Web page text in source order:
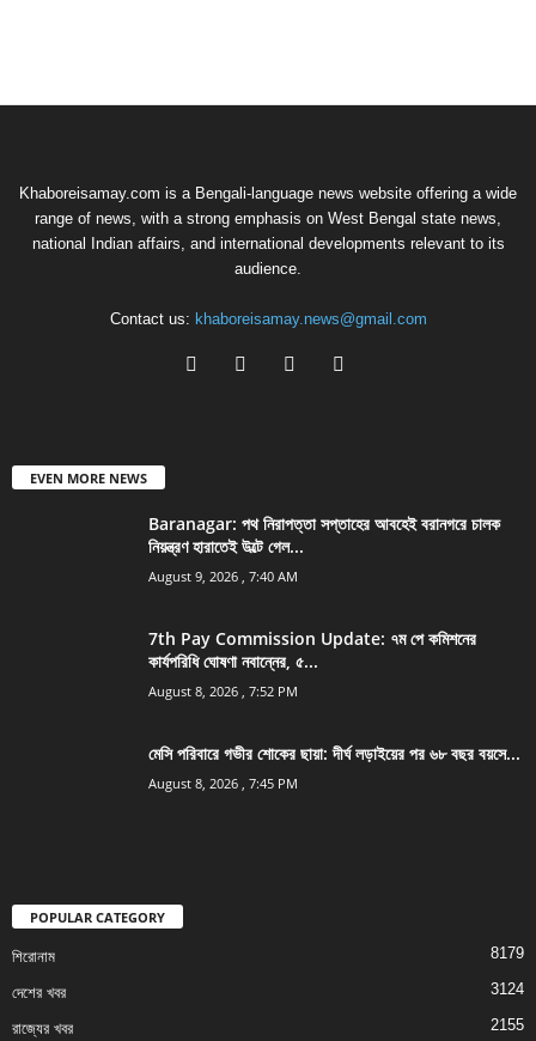
Khaboreisamay.com is a Bengali-language news website offering a wide
range of news, with a strong emphasis on West Bengal state news,
national Indian affairs, and international developments relevant to its
audience.
Contact us: khaboreisamay.news@gmail.com
EVEN MORE NEWS
Baranagar: পথ নিরাপত্তা সপ্তাহের আবহেই বরানগরে চালক
নিয়ন্ত্রণ হারাতেই উল্টে গেল...
August 9, 2026 , 7:40 AM
7th Pay Commission Update: ৭ম পে কমিশনের
কার্যপরিধি ঘোষণা নবান্নের, ৫...
August 8, 2026 , 7:52 PM
মেসি পরিবারে গভীর শোকের ছায়া: দীর্ঘ লড়াইয়ের পর ৬৮ বছর বয়সে...
August 8, 2026 , 7:45 PM
POPULAR CATEGORY
শিরোনাম 8179
দেশের খবর 3124
রাজ্যের খবর 2155